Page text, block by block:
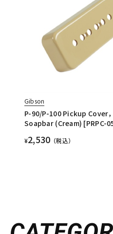
Gibson
P-90/P-100 Pickup Cover，
Soapbar (Cream) [PRPC-
¥2,530 （税込）